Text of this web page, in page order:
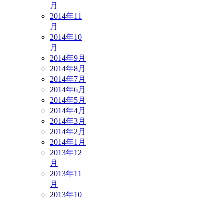
月
2014年11
月
2014年10
月
2014年9月
2014年8月
2014年7月
2014年6月
2014年5月
2014年4月
2014年3月
2014年2月
2014年1月
2013年12
月
2013年11
月
2013年10